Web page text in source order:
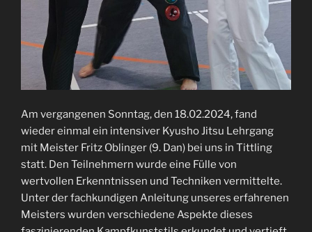
Am vergangenen Sonntag, den 18.02.2024, fand
wieder einmal ein intensiver Kyusho Jitsu Lehrgang
mit Meister Fritz Oblinger (9. Dan) bei uns in Tittling
statt. Den Teilnehmern wurde eine Fülle von
wertvollen Erkenntnissen und Techniken vermittelte.
Unter der fachkundigen Anleitung unseres erfahrenen
Meisters wurden verschiedene Aspekte dieses